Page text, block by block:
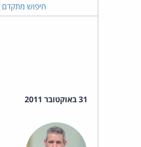
חיפוש מתקדם
31 באוקטובר 2011